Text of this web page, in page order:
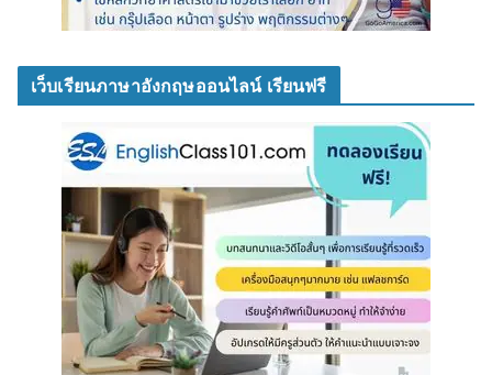
เว็บเรียนภาษาอังกฤษออนไลน์ เรียนฟรี